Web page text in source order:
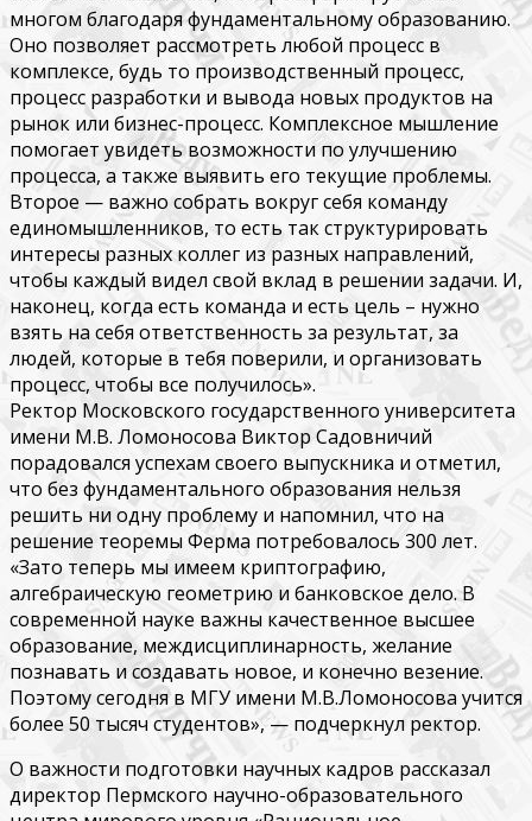
многом благодаря фундаментальному образованию.
Оно позволяет рассмотреть любой процесс в
комплексе, будь то производственный процесс,
процесс разработки и вывода новых продуктов на
рынок или бизнес-процесс. Комплексное мышление
помогает увидеть возможности по улучшению
процесса, а также выявить его текущие проблемы.
Второе — важно собрать вокруг себя команду
единомышленников, то есть так структурировать
интересы разных коллег из разных направлений,
чтобы каждый видел свой вклад в решении задачи. И,
наконец, когда есть команда и есть цель – нужно
взять на себя ответственность за результат, за
людей, которые в тебя поверили, и организовать
процесс, чтобы все получилось».
Ректор Московского государственного университета
имени М.В. Ломоносова Виктор Садовничий
порадовался успехам своего выпускника и отметил,
что без фундаментального образования нельзя
решить ни одну проблему и напомнил, что на
решение теоремы Ферма потребовалось 300 лет.
«Зато теперь мы имеем криптографию,
алгебраическую геометрию и банковское дело. В
современной науке важны качественное высшее
образование, междисциплинарность, желание
познавать и создавать новое, и конечно везение.
Поэтому сегодня в МГУ имени М.В.Ломоносова учится
более 50 тысяч студентов», — подчеркнул ректор.
О важности подготовки научных кадров рассказал
директор Пермского научно-образовательного